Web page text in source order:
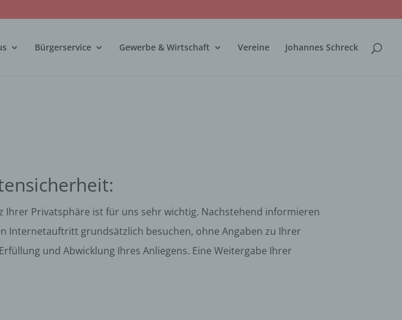
Bürgerservice Gewerbe & Wirtschaft Vereine Johannes Schreck
Privatsphäre ist für uns sehr wichtig. Nachstehend informieren
Internetauftritt grundsätzlich besuchen, ohne Angaben zu Ihrer
und Abwicklung Ihres Anliegens. Eine Weitergabe Ihrer